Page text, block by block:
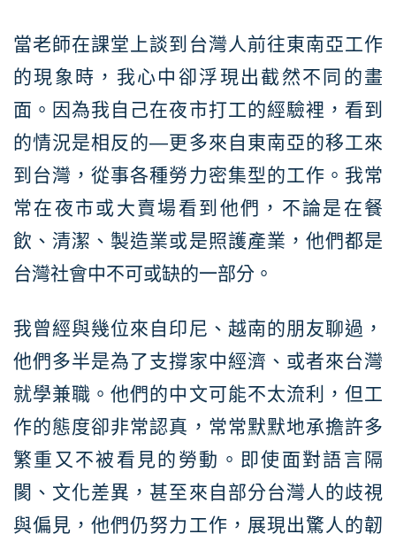
當老師在課堂上談到台灣人前往東南亞工作
的現象時，我心中卻浮現出截然不同的畫
面。因為我自己在夜市打工的經驗裡，看到
的情況是相反的—更多來自東南亞的移工來
到台灣，從事各種勞力密集型的工作。我常
常在夜市或大賣場看到他們，不論是在餐
飲、清潔、製造業或是照護產業，他們都是
台灣社會中不可或缺的一部分。
我曾經與幾位來自印尼、越南的朋友聊過，
他們多半是為了支撐家中經濟、或者來台灣
就學兼職。他們的中文可能不太流利，但工
作的態度卻非常認真，常常默默地承擔許多
繁重又不被看見的勞動。即使面對語言隔
閡、文化差異，甚至來自部分台灣人的歧視
與偏見，他們仍努力工作，展現出驚人的韌